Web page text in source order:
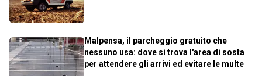
Malpensa, il parcheggio gratuito che
nessuno usa: dove si trova l'area di sosta
per attendere gli arrivi ed evitare le multe